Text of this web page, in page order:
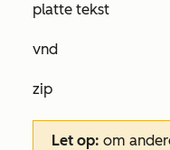
platte tekst
vnd
zip
Let op: om